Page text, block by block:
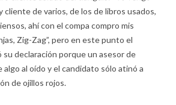
cliente de varios, de los de libros usados,
ahí con el compa compro mis
Zig-Zag”, pero en este punto el
declaración porque un asesor de
algo al oído y el candidato sólo atinó a
de ojillos rojos.